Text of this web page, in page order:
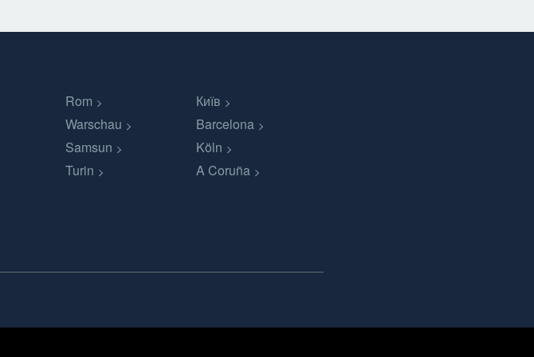
Rom
Київ
Warschau
Barcelona
Samsun
Köln
Turin A Coruña